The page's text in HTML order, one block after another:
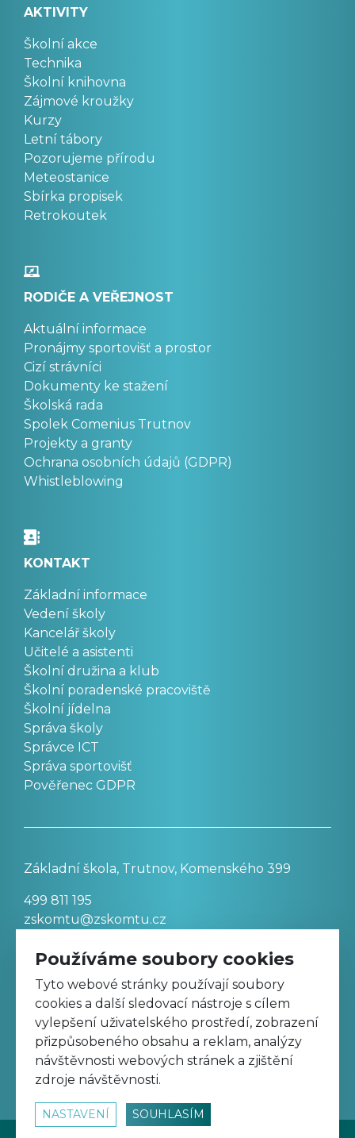
AKTIVITY
Školní akce
Technika
Školní knihovna
Zájmové kroužky
Kurzy
Letní tábory
Pozorujeme přírodu
Meteostanice
Sbírka propisek
Retrokoutek
RODIČE A VEŘEJNOST
Aktuální informace
Pronájmy sportovišť a prostor
Cizí strávníci
Dokumenty ke stažení
Školská rada
Spolek Comenius Trutnov
Projekty a granty
Ochrana osobních údajů (GDPR)
Whistleblowing
KONTAKT
Základní informace
Vedení školy
Kancelář školy
Učitelé a asistenti
Školní družina a klub
Školní poradenské pracoviště
Školní jídelna
Správa školy
Správce ICT
Správa sportovišť
Pověřenec GDPR
Základní škola, Trutnov, Komenského 399
499 811 195
zskomtu@zskomtu.cz
Prohlášení o přístupnosti stránek
Nastavení cookies
Sledujte nás na Facebooku
Používáme soubory cookies
Tyto webové stránky používají soubory
cookies a další sledovací nástroje s cílem
vylepšení uživatelského prostředí, zobrazení
přizpůsobeného obsahu a reklam, analýzy
návštěvnosti webových stránek a zjištění
zdroje návštěvnosti.
NASTAVENÍ SOUHLASÍM